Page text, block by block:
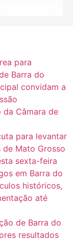
a bo$ta 6:31
para
Barra do
convidam a
da Câmara de
para levantar
Mato Grosso
sexta-feira
em Barra do
históricos,
até
de Barra do
resultados